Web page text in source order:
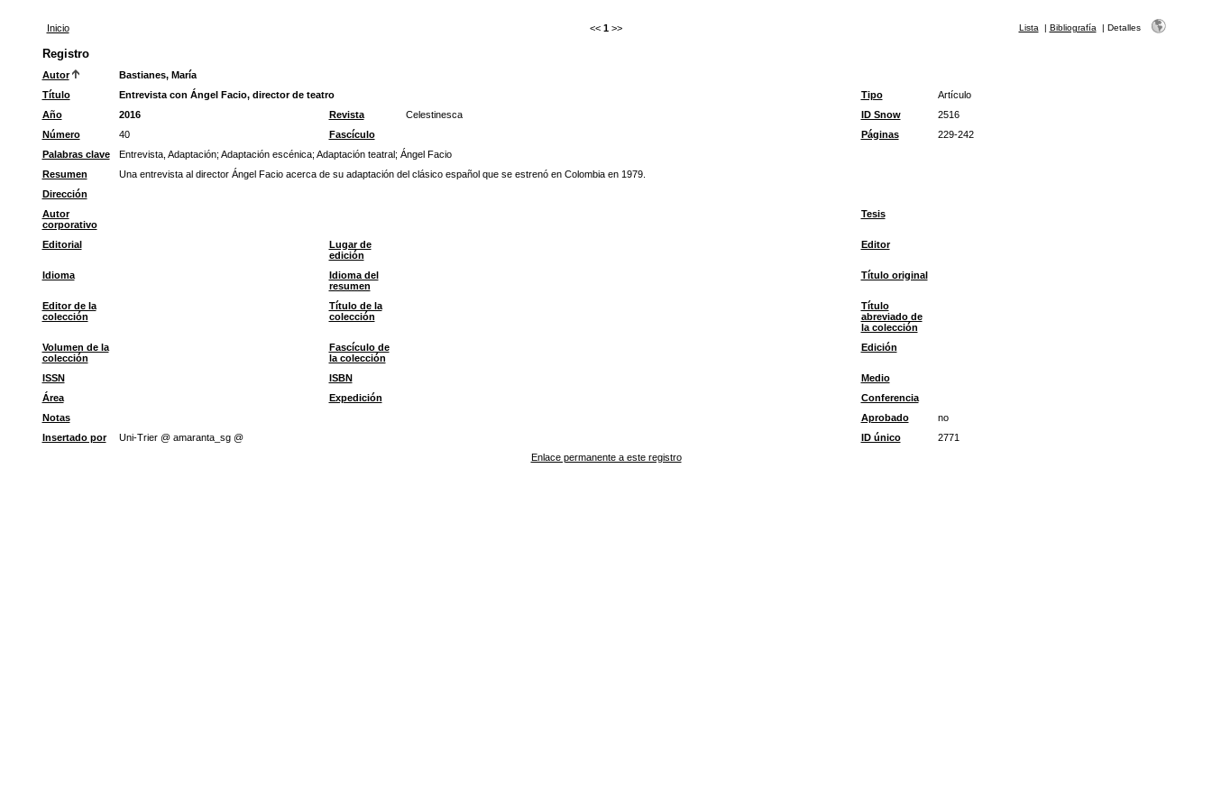
Inicio << 1 >> Lista | Bibliografía | Detalles
Registro
Autor
Bastianes, María
Título
Entrevista con Ángel Facio, director de teatro Tipo
Artículo
Año
2016 Revista Celestinesca ID Snow
2516
Número
40 Fascículo Páginas
229-242
Palabras clave
Entrevista, Adaptación; Adaptación escénica; Adaptación teatral; Ángel Facio
Resumen
Una entrevista al director Ángel Facio acerca de su adaptación del clásico español que se estrenó en Colombia en 1979.
Dirección
Autor
corporativo
Tesis
Editorial
Lugar de
edición
Editor
Idioma
Idioma del
resumen
Título original
Editor de la
colección
Título de la
colección
Título
abreviado de
la colección
Volumen de la
colección
Fascículo de
la colección
Edición
ISSN ISBN
Medio
Área
Expedición
Conferencia
Notas
Aprobado
no
Insertado por
Uni-Trier @ amaranta_sg @ ID único
2771
Enlace permanente a este registro